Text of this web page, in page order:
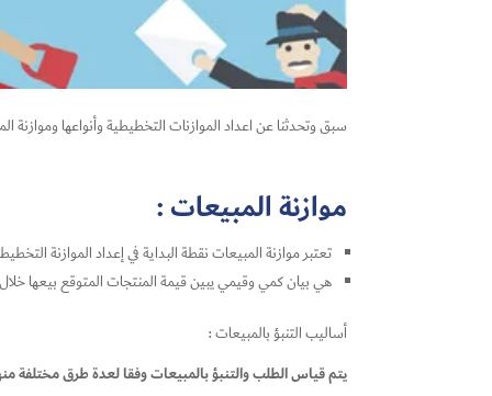
سبق وتحدثنا عن اعداد الموازنات التخطيطية وأنواعها
موازنة المبيعات :
تعتبر موازنة المبيعات نقطة البداية في إعداد الموازنة
هي بيان كمي وقيمي يبين قيمة المنتجات المتوقع بيعها
أساليب التنبؤ بالمبيعات :
يتم قياس الطلب والتنبؤ بالمبيعات وفقا لعدة طرق مختلفة